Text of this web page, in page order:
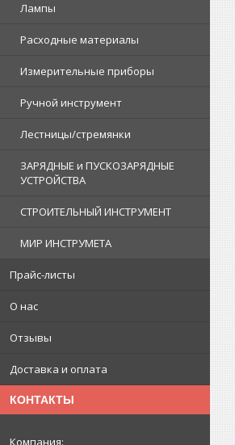
Лампы
Расходные материалы
Измерительные приборы
Ручной инструмент
Лестницы/стремянки
ЗАРЯДНЫЕ и ПУСКОЗАРЯДНЫЕ
УСТРОЙСТВА
СТРОИТЕЛЬНЫЙ ИНСТРУМЕНТ
МИР ИНСТРУМЕТА
Прайс-листы
О нас
Отзывы
Доставка и оплата
КОНТАКТЫ